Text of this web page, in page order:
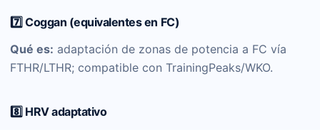
7️⃣ Coggan (equivalentes en FC)
Qué es: adaptación de zonas de potencia a FC vía
FTHR/LTHR; compatible con TrainingPeaks/WKO.
8️⃣ HRV adaptativo